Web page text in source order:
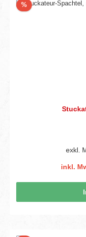
%Rabatt
exkl.
inkl.